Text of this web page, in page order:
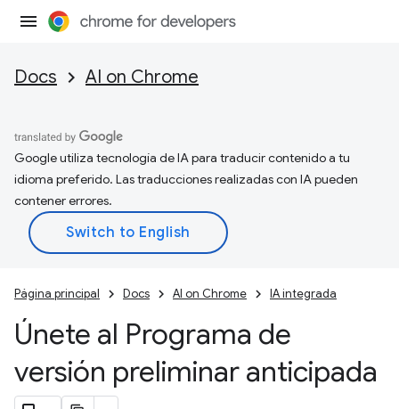
Docs AI on Chrome
Google utiliza tecnología de IA para traducir contenido a tu
idioma preferido. Las traducciones realizadas con IA pueden
contener errores.
Página principal Docs AI on Chrome IA integrada
Únete al Programa de
versión preliminar anticipada